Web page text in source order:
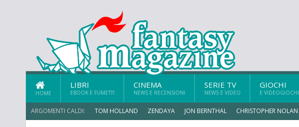
HOME
LIBRI
EBOOK E FUMETTI
CINEMA
NEWS E RECENSIONI
SERIE TV
NEWS E VIDEO
GIOCHI
E VIDEOGIOCHI
ARGOMENTI CALDI: TOM HOLLAND ZENDAYA JON BERNTHAL CHRISTOPHER NOLAN